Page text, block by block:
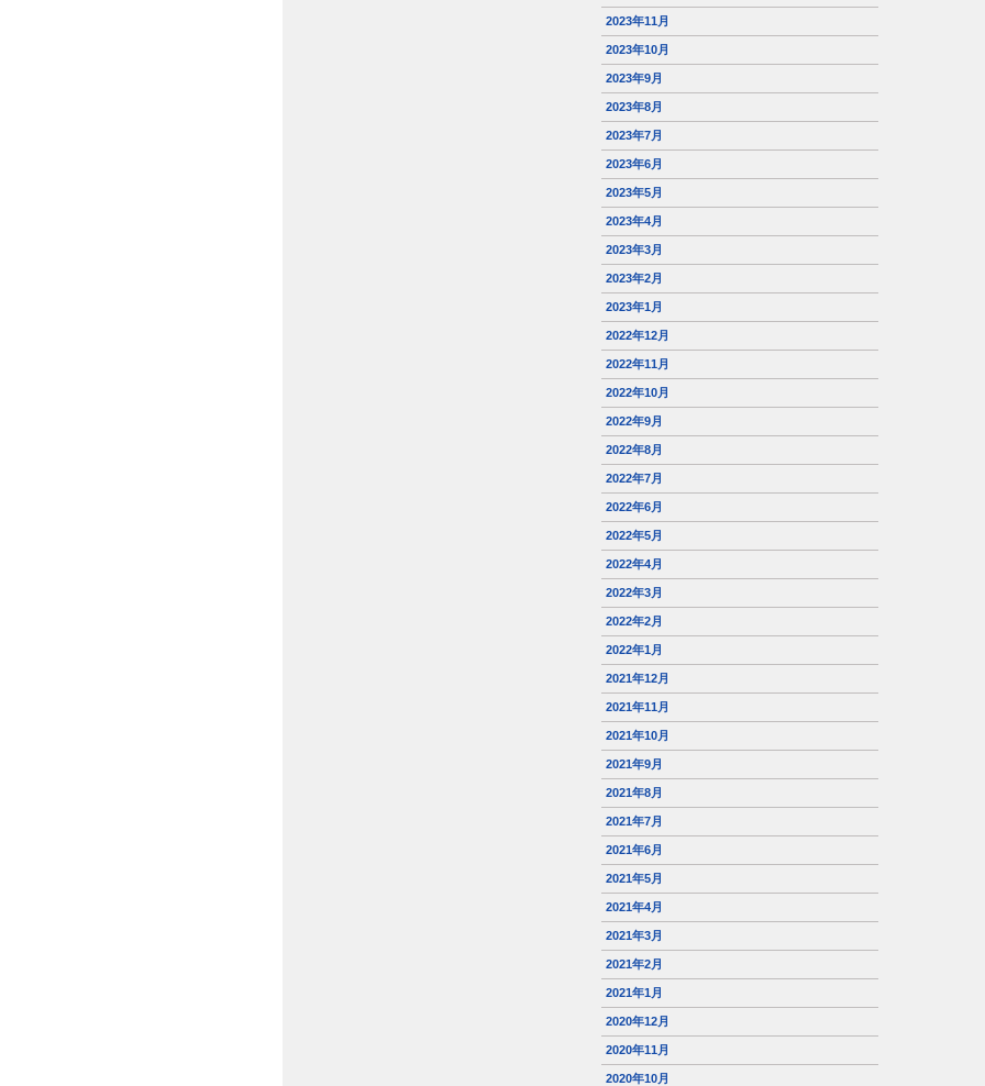
2023年11月
2023年10月
2023年9月
2023年8月
2023年7月
2023年6月
2023年5月
2023年4月
2023年3月
2023年2月
2023年1月
2022年12月
2022年11月
2022年10月
2022年9月
2022年8月
2022年7月
2022年6月
2022年5月
2022年4月
2022年3月
2022年2月
2022年1月
2021年12月
2021年11月
2021年10月
2021年9月
2021年8月
2021年7月
2021年6月
2021年5月
2021年4月
2021年3月
2021年2月
2021年1月
2020年12月
2020年11月
2020年10月